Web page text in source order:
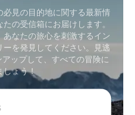
見の目的地に関する最新情
の受信箱にお届けします。
なたの旅心を刺激するイン
を発見してください。見逃
ップして、すべての冒険に
しょう！